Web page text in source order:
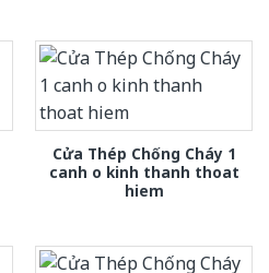
Cửa Thép Chống Cháy 1
canh o kinh thanh thoat
hiem